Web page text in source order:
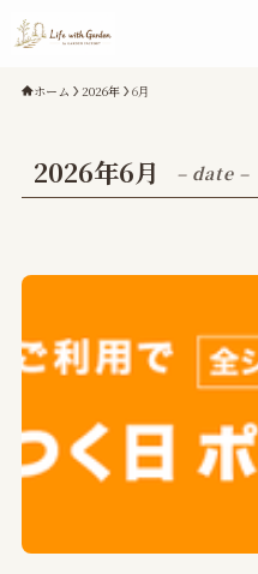
ホーム 2026年 6月
2026年6月 – date –